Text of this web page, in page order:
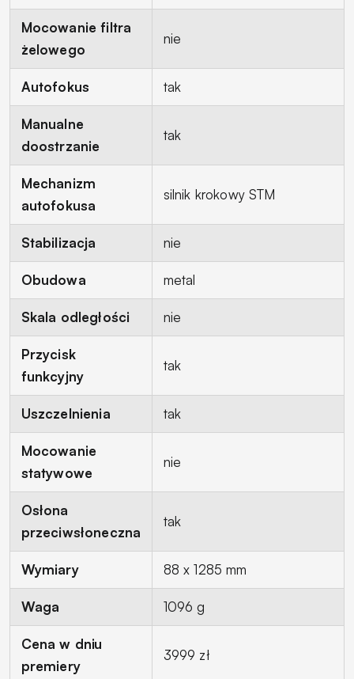
Mocowanie filtra
żelowego
nie
Autofokus tak
Manualne
doostrzanie
tak
Mechanizm
autofokusa
silnik krokowy STM
Stabilizacja nie
Obudowa metal
Skala odległości nie
Przycisk
funkcyjny
tak
Uszczelnienia tak
Mocowanie
statywowe
nie
Osłona
przeciwsłoneczna
tak
Wymiary 88 x 1285 mm
Waga 1096 g
Cena w dniu
premiery
3999 zł